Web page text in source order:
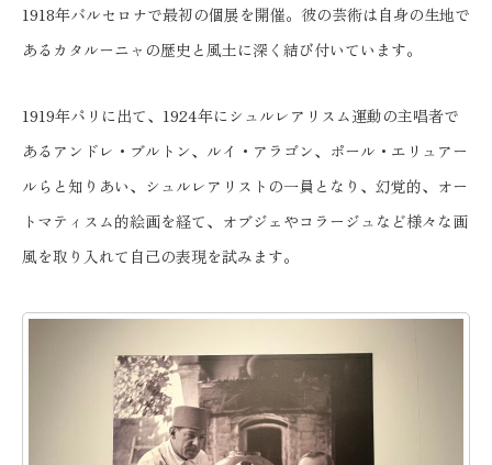
1918年バルセロナで最初の個展を開催。彼の芸術は自身の生地で
あるカタルーニャの歴史と風土に深く結び付いています。
1919年パリに出て、1924年にシュルレアリスム運動の主唱者で
あるアンドレ・ブルトン、ルイ・アラゴン、ポール・エリュアー
ルらと知りあい、シュルレアリストの一員となり、幻覚的、オー
トマティスム的絵画を経て、オブジェやコラージュなど様々な画
風を取り入れて自己の表現を試みます。